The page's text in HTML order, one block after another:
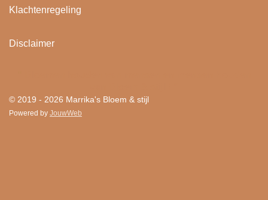
Klachtenregeling
Disclaimer
© 2019 - 2026 Marrika's Bloem & stijl
Powered by JouwWeb